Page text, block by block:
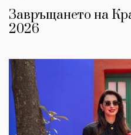
Завръщането на
2026